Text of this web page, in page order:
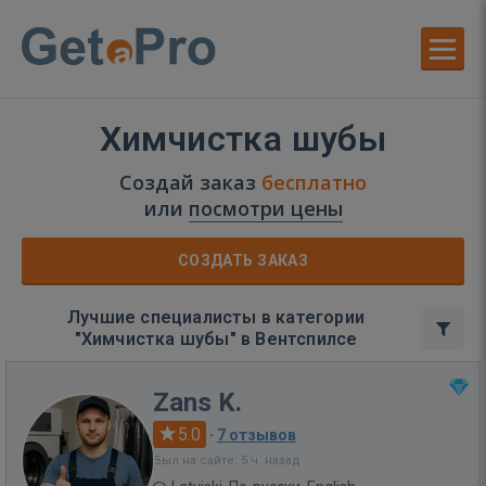
Химчистка шубы
Создай заказ бесплатно
или посмотри цены
СОЗДАТЬ ЗАКАЗ
Лучшие специалисты в категории
"Химчистка шубы" в Вентспилсе
Zans K.
5.0 · 7 отзывов
Был на сайте: 5 ч. назад